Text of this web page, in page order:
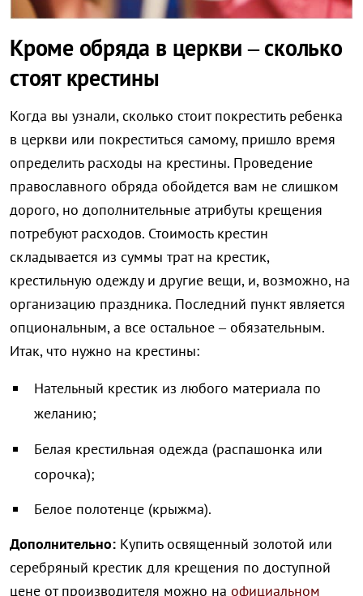
Кроме обряда в церкви – сколько
стоят крестины
Когда вы узнали, сколько стоит покрестить ребенка
в церкви или покреститься самому, пришло время
определить расходы на крестины. Проведение
православного обряда обойдется вам не слишком
дорого, но дополнительные атрибуты крещения
потребуют расходов. Стоимость крестин
складывается из суммы трат на крестик,
крестильную одежду и другие вещи, и, возможно, на
организацию праздника. Последний пункт является
опциональным, а все остальное – обязательным.
Итак, что нужно на крестины:
Нательный крестик из любого материала по
желанию;
Белая крестильная одежда (распашонка или
сорочка);
Белое полотенце (крыжма).
Дополнительно: Купить освященный золотой или
серебряный крестик для крещения по доступной
цене от производителя можно на официальном